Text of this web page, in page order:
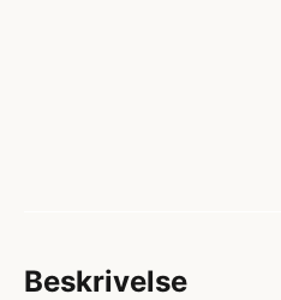
Beskrivelse